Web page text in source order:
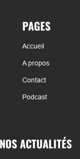
PAGES
Accueil
A propos
Contact
Podcast
NOS ACTUALITÉS